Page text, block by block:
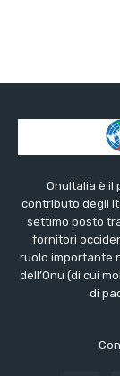
OnuItalia è il
contributo degli
settimo posto
fornitori
ruolo importante
dell’Onu (di cui
di